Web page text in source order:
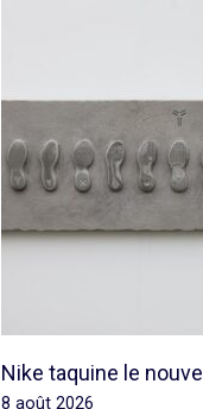
Nike taquine le
8 août 2026